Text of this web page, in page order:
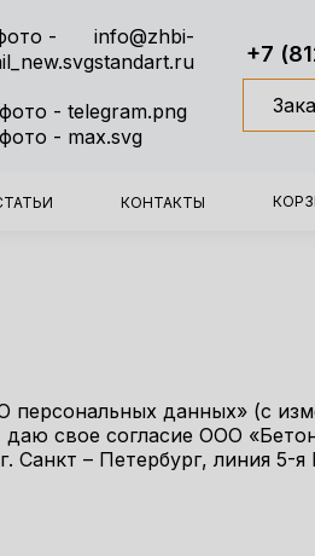
info@zhbi-
standart.ru
+7
КОНТАКТЫ
персональных данных» (с
свое согласие ООО
Санкт – Петербург, линия 5-